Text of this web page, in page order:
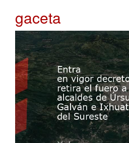
gaceta